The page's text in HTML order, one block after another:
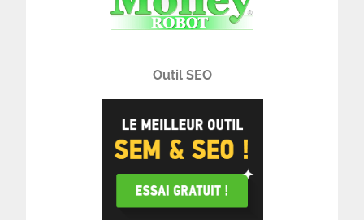
Outil SEO